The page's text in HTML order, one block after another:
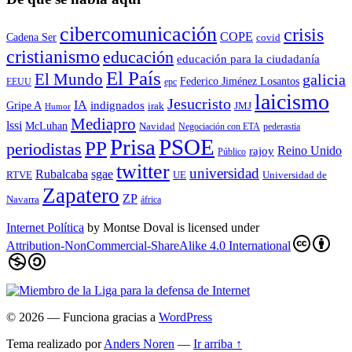
Cadena Ser cibercomunicación COPE covid crisis
cristianismo educación educación para la ciudadaní­a
EEUU El Mundo El País epc Federico Jiménez Losantos galicia
Gripe A Humor IA indignados irak Jesucristo JMJ laicismo
lssi McLuhan Mediapro Navidad Negociación con ETA pederastia
periodistas PPPrisaPSOE Público rajoy Reino Unido
RTVE Rubalcaba sgae twitter UE universidad Universidad de
Navarra Zapatero ZP áfrica
Internet Política by Montse Doval is licensed under
Attribution-NonCommercial-ShareAlike 4.0 International
© 2026 — Funciona gracias a WordPress
Tema realizado porAnders Noren — Ir arriba ↑